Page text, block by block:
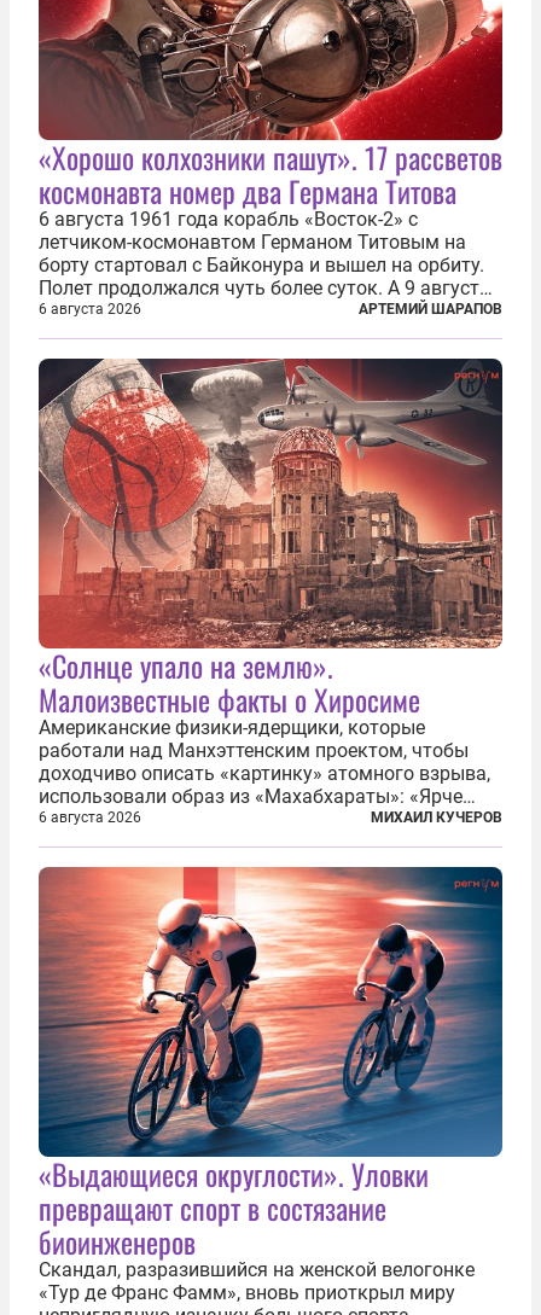
«Хорошо колхозники пашут». 17 рассветов
космонавта номер два Германа Титова
6 августа 1961 года корабль «Восток-2» с
летчиком-космонавтом Германом Титовым на
борту стартовал с Байконура и вышел на орбиту.
Полет продолжался чуть более суток. А 9 августа
второй человек в космосе получил звезду Героя
Советского Союза и орден Ленина. Миссия Титова
зачастую находится несколько...
6 августа 2026 АРТЕМИЙ ШАРАПОВ
«Солнце упало на землю».
Малоизвестные факты о Хиросиме
Американские физики-ядерщики, которые
работали над Манхэттенским проектом, чтобы
доходчиво описать «картинку» атомного взрыва,
использовали образ из «Махабхараты»: «Ярче
тысячи солнц пылало это пламя». Не все жители
японских городов Хиросимы и Нагасаки, на
которых США в августе 1945 года поставили...
6 августа 2026 МИХАИЛ КУЧЕРОВ
«Выдающиеся округлости». Уловки
превращают спорт в состязание
биоинженеров
Скандал, разразившийся на женской велогонке
«Тур де Франс Фамм», вновь приоткрыл миру